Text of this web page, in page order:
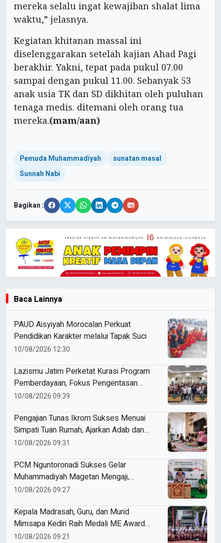
mereka selalu ingat kewajiban shalat lima
waktu,” jelasnya.
Kegiatan khitanan massal ini
diselenggarakan setelah kajian Ahad Pagi
berakhir. Yakni, tepat pada pukul 07.00
sampai dengan pukul 11.00. Sebanyak 53
anak usia TK dan SD dikhitan oleh puluhan
tenaga medis. ditemani oleh orang tua
mereka.(mam/aan)
Pemuda Muhammadiyah
sunatan masal
Sunnah Nabi
Bagikan :
Baca Lainnya
PAUD Aisyiyah Morocalan Perkuat
Pendidikan Karakter melalui Tapak Suci
10/08/2026 12:30
Lazismu Jatim Perketat Kurasi Program
Pemberdayaan, Fokus Pengentasan
Kemiskinan Berkelanjutan
10/08/2026 09:39
Pengajian Tunas Ikrom Sukses Menuai
Simpati Tuan Rumah, Ajarkan Adab dan
Pererat Silaturahmi Siswa
10/08/2026 09:31
PCM Nguntoronadi Sukses Gelar
Muhammadiyah Magetan Mengaji,
Hadirkan 350 Jamaah
10/08/2026 09:27
Kepala Madrasah, Guru, dan Murid
Mimsapa Kediri Raih Medali ME Award
2026
10/08/2026 09:21